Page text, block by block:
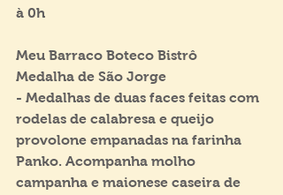
à 0h
Meu Barraco Boteco Bistrô
Medalha de São Jorge
- Medalhas de duas faces feitas com
rodelas de calabresa e queijo
provolone empanadas na farinha
Panko. Acompanha molho
campanha e maionese caseira de